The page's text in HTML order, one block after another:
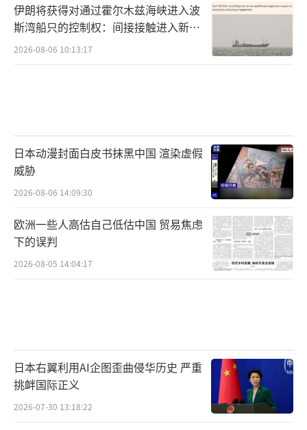
伊朗将获得对通过霍尔木兹海峡进入波
斯湾船只的控制权：间接接触进入新阶
段
2026-08-06 10:13:17
日本动漫封面白皮书抹黑中国 渲染虚假
威胁
2026-08-06 14:09:30
欧洲一些人高估自己低估中国 贸易焦虑
下的误判
2026-08-05 14:04:17
日本右翼利用AI企图歪曲侵华历史 严重
挑衅国际正义
2026-07-30 13:18:22